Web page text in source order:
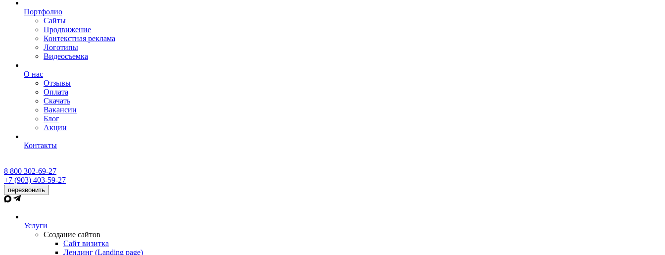
Портфолио
Сайты
Продвижение
Контекстная реклама
Логотипы
Видеосъемка
О нас
Отзывы
Оплата
Скачать
Вакансии
Блог
Акции
Контакты
8 800 302-69-27
+7 (903) 403-59-27
перезвонить
Услуги
Создание сайтов
Сайт визитка
Лендинг (Landing page)